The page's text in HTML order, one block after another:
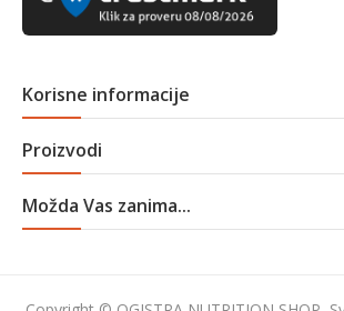
Korisne informacije
Proizvodi
Možda Vas zanima...